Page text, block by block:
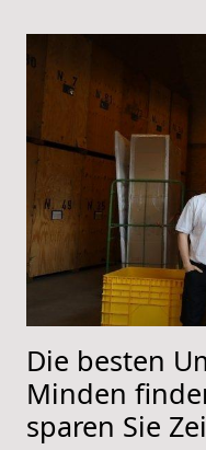
Die besten
Minden
sparen Sie